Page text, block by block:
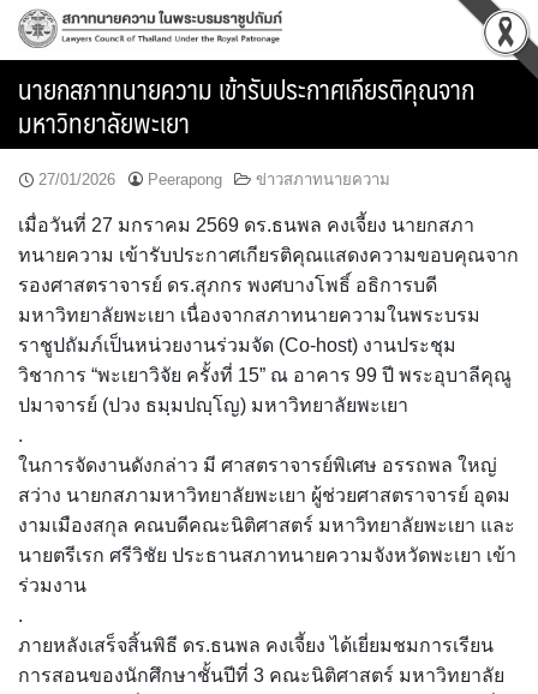
Skip
นายกสภาทนายความ เข้ารับประกาศเกียรติคุณจาก
มหาวิทยาลัยพะเยา
27/01/2026 Peerapong ข่าวสภาทนายความ
เมื่อวันที่ 27 มกราคม 2569 ดร.ธนพล คงเจี้ยง นายกสภา
ทนายความ เข้ารับประกาศเกียรติคุณแสดงความขอบคุณจาก
รองศาสตราจารย์ ดร.สุภกร พงศบางโพธิ์ อธิการบดี
มหาวิทยาลัยพะเยา เนื่องจากสภาทนายความในพระบรม
ราชูปถัมภ์เป็นหน่วยงานร่วมจัด (Co-host) งานประชุม
วิชาการ “พะเยาวิจัย ครั้งที่ 15” ณ อาคาร 99 ปี พระอุบาลีคุณู
ปมาจารย์ (ปวง ธมฺมปญฺโญ) มหาวิทยาลัยพะเยา
.
ในการจัดงานดังกล่าว มี ศาสตราจารย์พิเศษ อรรถพล ใหญ่
สว่าง นายกสภามหาวิทยาลัยพะเยา ผู้ช่วยศาสตราจารย์ อุดม
งามเมืองสกุล คณบดีคณะนิติศาสตร์ มหาวิทยาลัยพะเยา และ
นายตรีเรก ศรีวิชัย ประธานสภาทนายความจังหวัดพะเยา เข้า
ร่วมงาน
.
ภายหลังเสร็จสิ้นพิธี ดร.ธนพล คงเจี้ยง ได้เยี่ยมชมการเรียน
การสอนของนักศึกษาชั้นปีที่ 3 คณะนิติศาสตร์ มหาวิทยาลัย